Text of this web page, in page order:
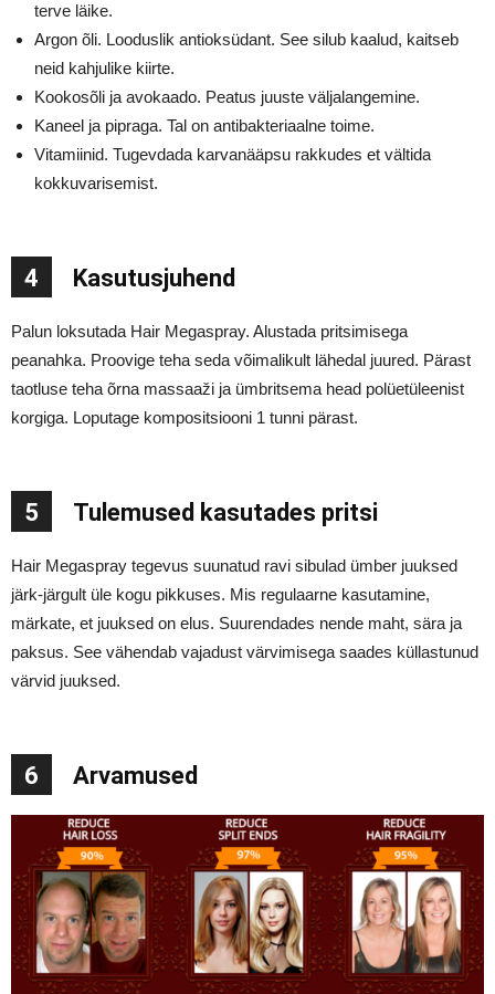
terve läike.
Argon õli. Looduslik antioksüdant. See silub kaalud, kaitseb
neid kahjulike kiirte.
Kookosõli ja avokaado. Peatus juuste väljalangemine.
Kaneel ja pipraga. Tal on antibakteriaalne toime.
Vitamiinid. Tugevdada karvanääpsu rakkudes et vältida
kokkuvarisemist.
4 Kasutusjuhend
Palun loksutada Hair Megaspray. Alustada pritsimisega
peanahka. Proovige teha seda võimalikult lähedal juured. Pärast
taotluse teha õrna massaaži ja ümbritsema head polüetüleenist
korgiga. Loputage kompositsiooni 1 tunni pärast.
5 Tulemused kasutades pritsi
Hair Megaspray tegevus suunatud ravi sibulad ümber juuksed
järk-järgult üle kogu pikkuses. Mis regulaarne kasutamine,
märkate, et juuksed on elus. Suurendades nende maht, sära ja
paksus. See vähendab vajadust värvimisega saades küllastunud
värvid juuksed.
6 Arvamused